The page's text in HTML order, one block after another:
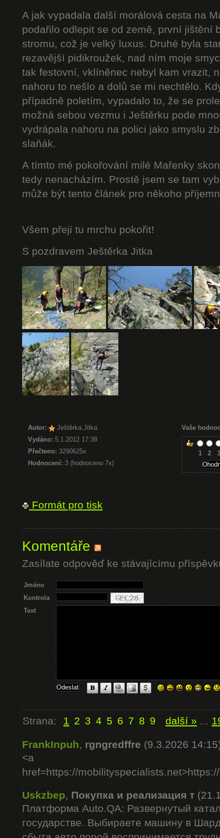
A jak vypadala další morálová cesta na
podařilo odlepit se od země, první jištění
stromu, což je velký luxus. Druhé byla
rezavější pidikroužek, nad ním moje
tak festovní, vklíněnec nebyl kam vrazit,
nahoru to nešlo a dolů se mi nechtělo.
případně poletím, vypadalo to, že se
možná sebou vezmu i Ještěrku pode
vydrápala nahoru na polici jako smyslu
slaňák.
A tímto mé pokořování milé Mařenky
tedy nenacházím. Prostě jsem se tam
může být tento článek pro někoho
Všem přeji tu mrchu pokořit!
S pozdravem Ještěrka Jitka
Autor:
Ještěrka.Jitka
Vydáno: 5.1.2012 17:38
Přečteno: 3290625x
Hodnocení: 3 (hodnoceno 7x)
Vaše
1 2 3
Formát pro tisk
Komentáře
Zasílate odpověď ke stávajícímu
Jméno
Kontrola
Text
Strana: 1 2 3 4 5 6 7 8 9 další » ...
FrankInpuh, rgngredffre (9.3.2026
<a
href=https://
Uskzbep, Покупка и реализация т
Платформа Auto.QA: Развернутый
государстве. Выбираете машину в